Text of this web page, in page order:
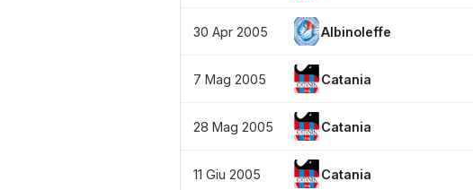
30 Apr 2005 Albinoleffe
7 Mag 2005 Catania
28 Mag 2005 Catania
11 Giu 2005 Catania